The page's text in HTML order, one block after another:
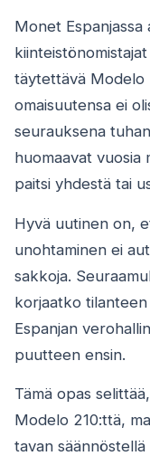
Monet
täytettävä Modelo
omaisuutensa ei
seurauksena
huomaavat vuosia
paitsi yhdestä tai
Hyvä uutinen on,
unohtaminen ei
sakkoja.
korjaatko
Espanjan
puutteen ensin.
Tämä opas
Modelo 210:ttä,
tavan säännöstellä